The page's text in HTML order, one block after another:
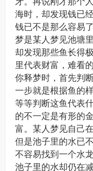
海时，却发现钱已
钱已不是那么容易
梦是某人梦见池塘
却发现那些鱼长得
里代表财富，难看
你释梦时，首先判
一步就是根据鱼的
等等判断这鱼代表
的不一定是有形的
富。某人梦见自己
但是池子里的水已
不容易找到一个水
池子里的水却仍在